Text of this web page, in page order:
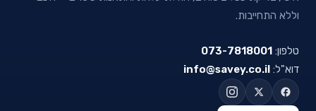
וללא התחייבות.
טלפון: 073-7818001
דוא"ל: info@savey.co.il